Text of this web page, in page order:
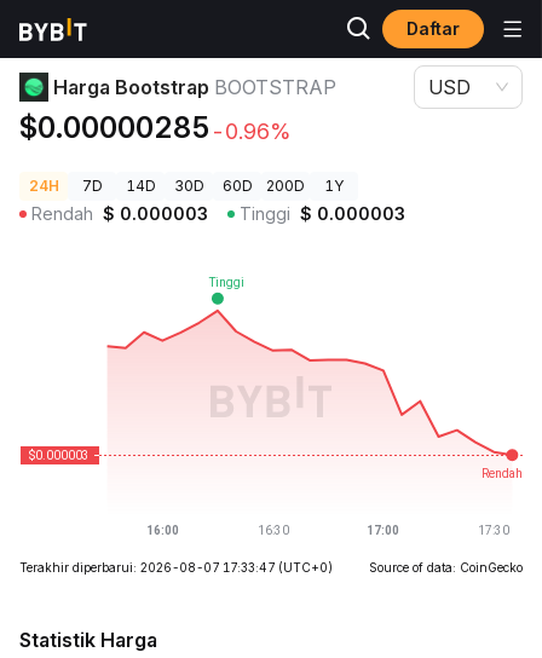
Daftar
Harga Kripto
Harga Bootstrap BOOTSTRAP
$0.00000285 -0.96%
USD
24H 7D 14D 30D 60D 200D 1Y
Rendah $ 0.000003 Tinggi $ 0.000003
Terakhir diperbarui: 2026-08-07 17:33:47 (UTC+0) Source of data: CoinGecko
Statistik Harga